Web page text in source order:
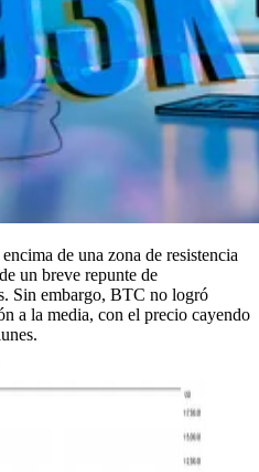
de una zona de resistencia
un breve repunte de
Sin embargo, BTC no logró
a la media, con el precio cayendo